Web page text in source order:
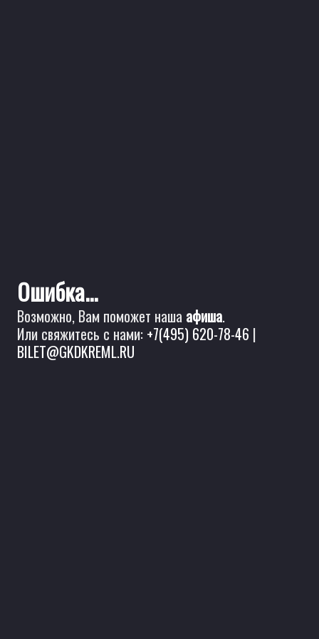
Ошибка...
Возможно, Вам поможет наша афиша.
Или свяжитесь с нами: +7(495) 620-78-46 |
BILET@GKDKREML.RU